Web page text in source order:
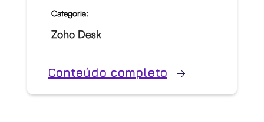
Categoria:
Zoho Desk
Conteúdo completo